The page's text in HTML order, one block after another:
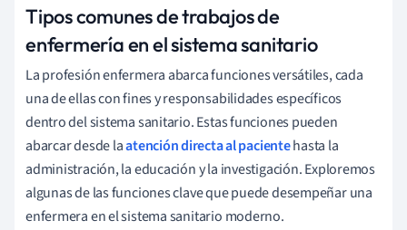
Tipos comunes de trabajos de
enfermería en el sistema sanitario
La profesión enfermera abarca funciones versátiles, cada
una de ellas con fines y responsabilidades específicos
dentro del sistema sanitario. Estas funciones pueden
abarcar desde laatención directa al pacientehasta la
administración, la educación y la investigación. Exploremos
algunas de las funciones clave que puede desempeñar una
enfermera en el sistema sanitario moderno.